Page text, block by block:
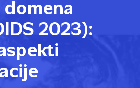
2023):